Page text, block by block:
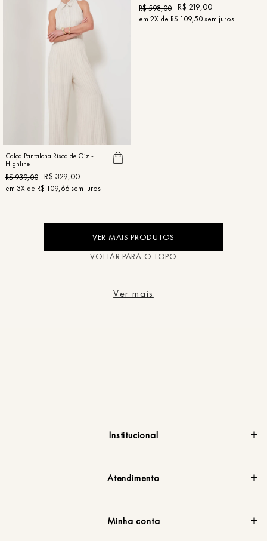
Calça Pantalona Risca de Giz -
Highline
R$939,00 R$ 329,00
em 3X de R$ 109,66sem juros
R$598,00 R$ 219,00
em 2X de R$ 109,50sem juros
VOLTAR PARA O TOPO
Ver mais
Institucional
Atendimento
Minha conta